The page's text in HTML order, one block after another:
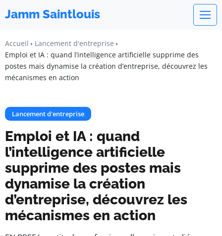
Jamm Saintlouis
Accueil
Lancement d'entreprise
Emploi et IA : quand l’intelligence artificielle supprime des
postes mais dynamise la création d’entreprise, découvrez les
mécanismes en action
Lancement d'entreprise
Emploi et IA : quand
l’intelligence artificielle
supprime des postes mais
dynamise la création
d’entreprise, découvrez les
mécanismes en action